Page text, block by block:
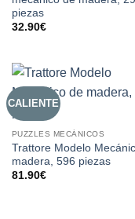
piezas
32.90€
CALIENTE
PUZZLES MECÁNICOS
Trattore Modelo
madera, 596 piezas
81.90€